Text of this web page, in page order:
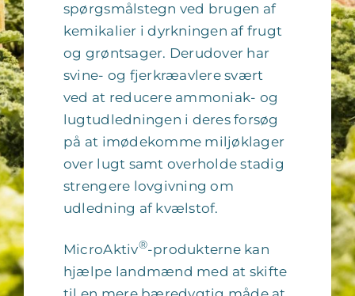
spørgsmålstegn ved brugen af
kemikalier i dyrkningen af frugt
og grøntsager. Derudover har
svine- og fjerkræavlere svært
ved at reducere ammoniak- og
lugtudledningen i deres forsøg
på at imødekomme miljøklager
over lugt samt overholde stadig
strengere lovgivning om
udledning af kvælstof.
MicroAktiv®-produkterne kan
hjælpe landmænd med at skifte